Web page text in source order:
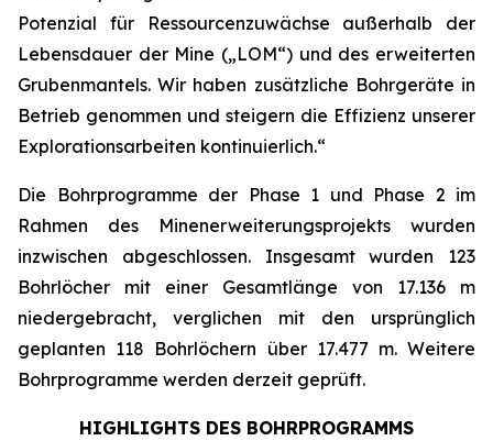
Potenzial für Ressourcenzuwächse außerhalb der
Lebensdauer der Mine („LOM“) und des erweiterten
Grubenmantels. Wir haben zusätzliche Bohrgeräte in
Betrieb genommen und steigern die Effizienz unserer
Explorationsarbeiten kontinuierlich.“
Die Bohrprogramme der Phase 1 und Phase 2 im
Rahmen des Minenerweiterungsprojekts wurden
inzwischen abgeschlossen. Insgesamt wurden 123
Bohrlöcher mit einer Gesamtlänge von 17.136 m
niedergebracht, verglichen mit den ursprünglich
geplanten 118 Bohrlöchern über 17.477 m. Weitere
Bohrprogramme werden derzeit geprüft.
HIGHLIGHTS DES BOHRPROGRAMMS